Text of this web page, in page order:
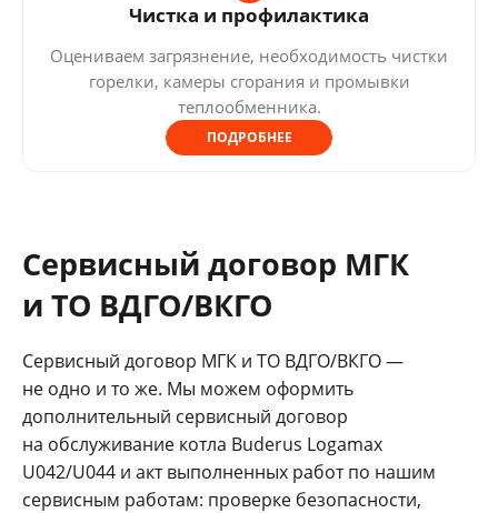
Чистка и профилактика
Оцениваем загрязнение, необходимость чистки
горелки, камеры сгорания и промывки
теплообменника.
ПОДРОБНЕЕ
Сервисный договор МГК
и ТО ВДГО/ВКГО
Сервисный договор МГК и ТО ВДГО/ВКГО —
не одно и то же. Мы можем оформить
дополнительный сервисный договор
на обслуживание котла Buderus Logamax
U042/U044 и акт выполненных работ по нашим
сервисным работам: проверке безопасности,